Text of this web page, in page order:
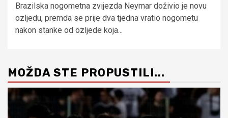
Brazilska nogometna zvijezda Neymar doživio je novu
ozljedu, premda se prije dva tjedna vratio nogometu
nakon stanke od ozljede koja...
MOŽDA STE PROPUSTILI...